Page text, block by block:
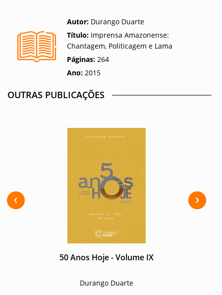
Autor: Durango Duarte
Título: Imprensa Amazonense:
Chantagem, Politicagem e Lama
Páginas: 264
Ano: 2015
OUTRAS PUBLICAÇÕES
50 Anos Hoje - Volume IX
Durango Duarte
Previous Next